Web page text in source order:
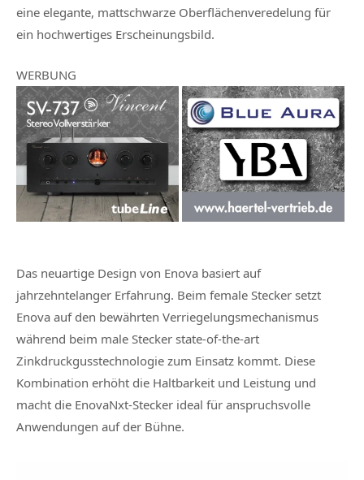
eine elegante, mattschwarze Oberflächenveredelung für
ein hochwertiges Erscheinungsbild.
WERBUNG
Das neuartige Design von Enova basiert auf
jahrzehntelanger Erfahrung. Beim female Stecker setzt
Enova auf den bewährten Verriegelungsmechanismus
während beim male Stecker state-of-the-art
Zinkdruckgusstechnologie zum Einsatz kommt. Diese
Kombination erhöht die Haltbarkeit und Leistung und
macht die EnovaNxt-Stecker ideal für anspruchsvolle
Anwendungen auf der Bühne.